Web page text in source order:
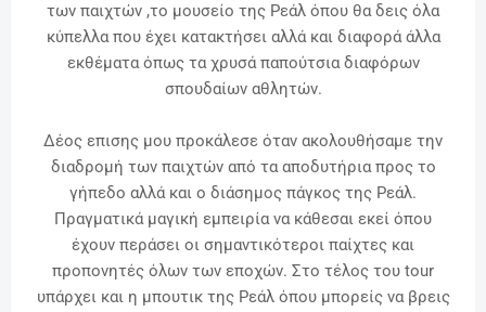
των παιχτών ,το μουσείο της Ρεάλ όπου θα δεις όλα
κύπελλα που έχει κατακτήσει αλλά και διαφορά άλλα
εκθέματα όπως τα χρυσά παπούτσια διαφόρων
σπουδαίων αθλητών.
Δέος επισης μου προκάλεσε όταν ακολουθήσαμε την
διαδρομή των παιχτών από τα αποδυτήρια προς το
γήπεδο αλλά και ο διάσημος πάγκος της Ρεάλ.
Πραγματικά μαγική εμπειρία να κάθεσαι εκεί όπου
έχουν περάσει οι σημαντικότεροι παίχτες και
προπονητές όλων των εποχών. Στο τέλος του tour
υπάρχει και η μπουτικ της Ρεάλ όπου μπορείς να βρεις